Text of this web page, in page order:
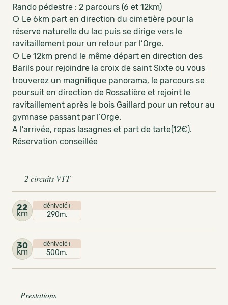
Rando pédestre : 2 parcours (6 et 12km)
○ Le 6km part en direction du cimetière pour la
réserve naturelle du lac puis se dirige vers le
ravitaillement pour un retour par l’Orge.
○ Le 12km prend le même départ en direction des
Barils pour rejoindre la croix de saint Sixte ou vous
trouverez un magnifique panorama, le parcours se
poursuit en direction de Rossatière et rejoint le
ravitaillement après le bois Gaillard pour un retour au
gymnase passant par l’Orge.
A l’arrivée, repas lasagnes et part de tarte(12€).
Réservation conseillée
2 circuits VTT
22
km
dénivelé+
290m.
30
km
dénivelé+
500m.
Prestations